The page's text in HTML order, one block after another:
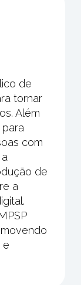
de
tornar
Além
com
de
a
e